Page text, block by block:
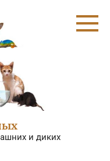
и диких